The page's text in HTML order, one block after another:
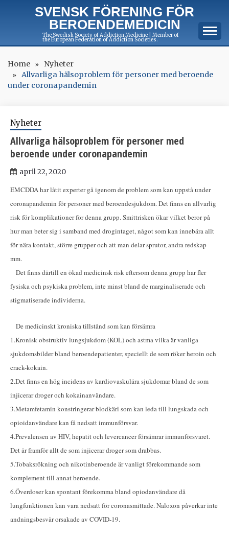
SVENSK FÖRENING FÖR
BEROENDEMEDICIN
The Swedish Society of Addiction Medicine | Member of
the European Federation of Addiction Societies.
Home
Nyheter
Allvarliga hälsoproblem för personer med beroende
under coronapandemin
Nyheter
Allvarliga hälsoproblem för personer med
beroende under coronapandemin
april 22, 2020
EMCDDA har låtit experter gå igenom de problem som kan uppstå under
coronapandemin för personer med beroendesjukdom. Det finns en allvarlig
risk för komplikationer för denna grupp. Smittrisken ökar vilket beror på
hur man beter sig i samband med drogintaget, något som kan innebära allt
för nära kontakt, större grupper och att man delar sprutor, andra redskap
mm.
Det finns därtill en ökad medicinsk risk eftersom denna grupp har fler
fysiska och psykiska problem, inte minst bland de marginaliserade och
stigmatiserade individerna.
De medicinskt kroniska tillstånd som kan försämra
1.Kronisk obstruktiv lungsjukdom (KOL) och astma vilka är vanliga
sjukdomsbilder bland beroendepatienter, speciellt de som röker heroin och
crack-kokain.
2.Det finns en hög incidens av kardiovaskulära sjukdomar bland de som
injicerar droger och kokainanvändare.
3.Metamfetamin konstringerar blodkärl som kan leda till lungskada och
opioidanvändare kan få nedsatt immunförsvar.
4.Prevalensen av HIV, hepatit och levercancer försämrar immunförsvaret.
Det är framför allt de som injicerar droger som drabbas.
5.Tobaksrökning och nikotinberoende är vanligt förekommande som
komplement till annat beroende.
6.Överdoser kan spontant förekomma bland opiodanvändare då
lungfunktionen kan vara nedsatt för coronasmittade. Naloxon påverkar inte
andningsbesvär orsakade av COVID-19.